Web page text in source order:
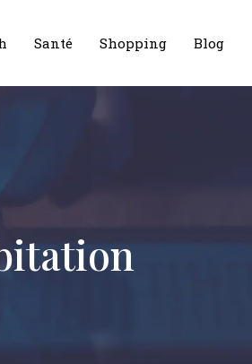
Santé Shopping Blog